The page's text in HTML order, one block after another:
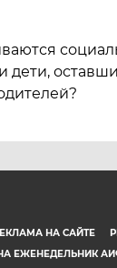
дети,
НА САЙТЕ
ЕЖЕНЕДЕЛЬНИК